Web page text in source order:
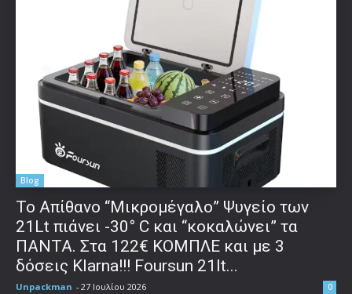
Blog
Το Απίθανο “Μικρομέγαλο” Ψυγείο των
21Lt πιάνει -30° C και “κοκαλώνει” τα
ΠΑΝΤΑ. Στα 122€ ΚΟΜΠΛΕ και με 3
δόσεις Klarna!!! Foursun 21lt...
Unpackman - 27 Ιουλίου 2026 0